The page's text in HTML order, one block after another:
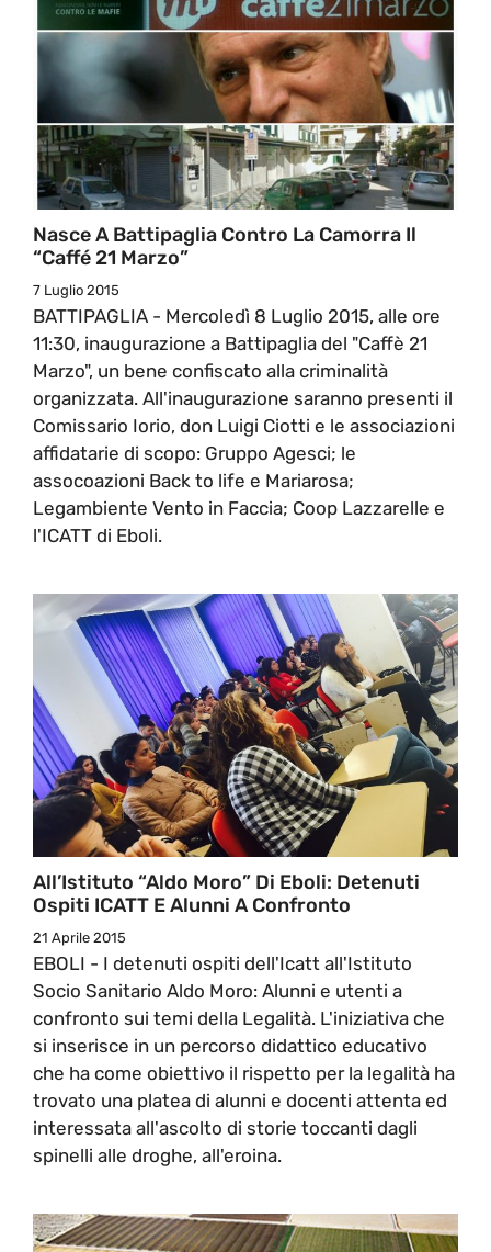
Nasce A Battipaglia Contro La Camorra Il
“Caffé 21 Marzo”
7 Luglio 2015
BATTIPAGLIA - Mercoledì 8 Luglio 2015, alle ore
11:30, inaugurazione a Battipaglia del "Caffè 21
Marzo", un bene confiscato alla criminalità
organizzata. All'inaugurazione saranno presenti il
Comissario Iorio, don Luigi Ciotti e le associazioni
affidatarie di scopo: Gruppo Agesci; le
assocoazioni Back to life e Mariarosa;
Legambiente Vento in Faccia; Coop Lazzarelle e
l'ICATT di Eboli.
All’Istituto “Aldo Moro” Di Eboli: Detenuti
Ospiti ICATT E Alunni A Confronto
21 Aprile 2015
EBOLI - I detenuti ospiti dell'Icatt all'Istituto
Socio Sanitario Aldo Moro: Alunni e utenti a
confronto sui temi della Legalità. L'iniziativa che
si inserisce in un percorso didattico educativo
che ha come obiettivo il rispetto per la legalità ha
trovato una platea di alunni e docenti attenta ed
interessata all'ascolto di storie toccanti dagli
spinelli alle droghe, all'eroina.